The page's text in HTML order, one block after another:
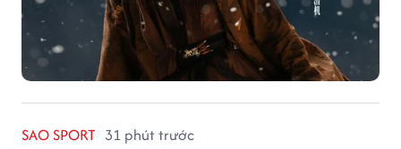
SAO SPORT 31 phút trước